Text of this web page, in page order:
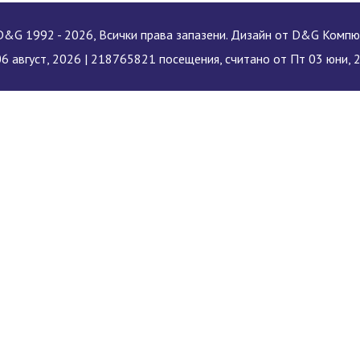
1992 - 2026, Всички права запазени. Дизайн от D&G
август, 2026 | 218765821 посещения, считано от Пт 03 юни,